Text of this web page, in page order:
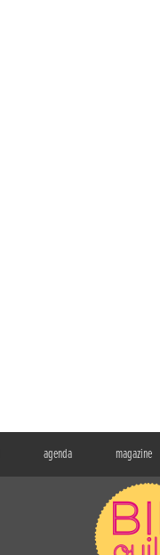
agenda magazine